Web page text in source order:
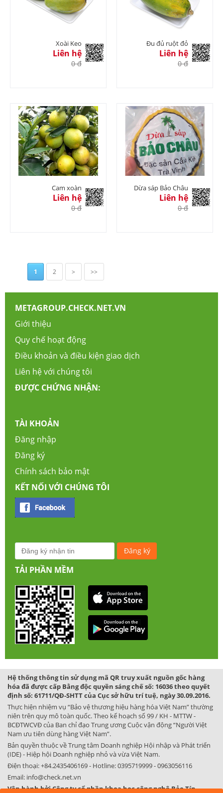
Xoài Keo
Liên hệ
0 đ
Đu đủ ruột đỏ
Liên hệ
0 đ
Cam xoàn
Liên hệ
0 đ
Dừa sáp Bảo Châu
Liên hệ
0 đ
1 2 > >>
METAGROUP.CHECK.NET.VN
Giới thiệu
Quy chế hoạt động
Điều khoản và điều kiện giao dịch
Liên hệ với chúng tôi
ĐƯỢC CHỨNG NHẬN:
TÀI KHOẢN
Đăng nhập
Đăng ký
Chính sách bảo mật
KẾT NỐI VỚI CHÚNG TÔI
TẢI PHẦN MỀM
Hệ thống thông tin sử dụng mã QR truy xuất nguồn gốc hàng
hóa đã được cấp Bằng độc quyền sáng chế số: 16036 theo quyết
định số: 61711/QĐ-SHTT của Cục sở hữu trí tuệ, ngày 30.09.2016.
Thực hiện nhiệm vụ “Bảo vệ thương hiệu hàng hóa Việt Nam” thường
niên trên quy mô toàn quốc. Theo kế hoạch số 99 / KH - MTTW -
BCĐTWCVĐ của Ban chỉ đạo Trung ương Cuộc vận động “Người Việt
Nam ưu tiên dùng hàng Việt Nam”.
Bản quyền thuộc về Trung tâm Doanh nghiệp Hội nhập và Phát triển
(IDE) - Hiệp hội Doanh nghiệp nhỏ và vừa Việt Nam.
Điện thoại:+84.2435406169- Hotline:0395719999-0963056116
Email: info@check.net.vn
Vận hành bởi Công ty cổ phần khoa học công nghệ Bảo Tín